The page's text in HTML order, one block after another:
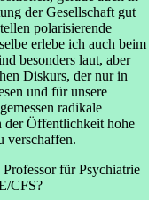
der Gesellschaft gut
polarisierende
erlebe ich auch beim
besonders laut, aber
Diskurs, der nur in
und für unsere
radikale
Öffentlichkeit hohe
verschaffen.
für Psychiatrie
CFS?